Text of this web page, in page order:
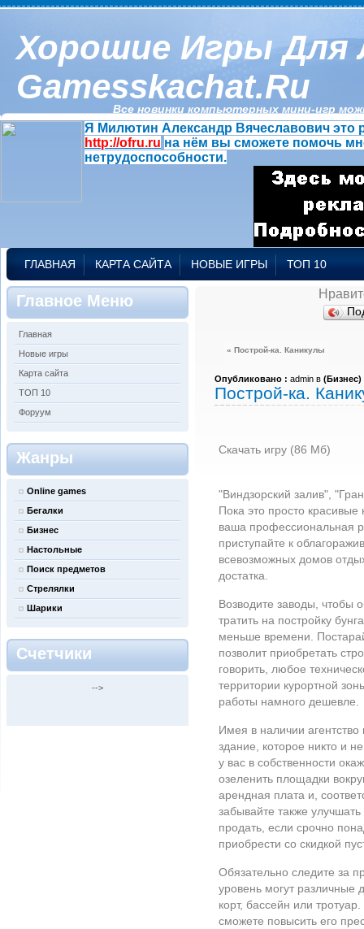
Хорошие Игры Для
Gamesskachat.ru
Все новинки компьютерных мини-игр
Я Милютин Александр Вячеславович это
http://ofru.ru на нём вы сможете помочь
нетрудоспособности.
ГЛАВНАЯ КАРТА САЙТА НОВЫЕ ИГРЫ ТОП 10
Главное Меню
Главная
Новые игры
Карта сайта
ТОП 10
Форуум
Жанры
Online games
Бегалки
Бизнес
Настольные
Поиск предметов
Стрелялки
Шарики
Счетчики
-->
« Построй-ка. Каникулы
Опубликовано : admin в (Бизнес)
Построй-ка.
Скачать игру (86 Мб)
"Виндзорский залив",
Пока это просто красивые
ваша профессиональная
приступайте к
всевозможных домов
достатка.
Возводите заводы, чтобы
тратить на постройку
меньше времени.
позволит приобретать
говорить, любое
территории курортной
работы намного дешевле.
Имея в наличии
здание, которое никто и
у вас в собственности
озеленить площадки
арендная плата и,
забывайте также
продать, если срочно
приобрести со скидкой
Обязательно следите за
уровень могут различные
корт, бассейн или
сможете повысить его